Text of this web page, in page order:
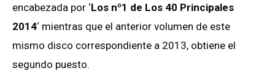
encabezada por ‘Los nº1 de Los 40 Principales
2014‘ mientras que el anterior volumen de este
mismo disco correspondiente a 2013, obtiene el
segundo puesto.